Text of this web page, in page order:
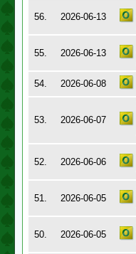
56. 2026-06-13
55. 2026-06-13
54. 2026-06-08
53. 2026-06-07
52. 2026-06-06
51. 2026-06-05
50. 2026-06-05